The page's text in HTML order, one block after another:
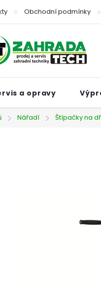
Obchodní podmínky
a opravy
Nářadí Štípačky na